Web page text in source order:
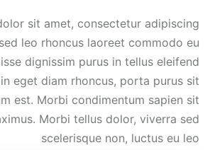
sit amet, consectetur adipiscing
leo rhoncus laoreet commodo eu
dignissim purus in tellus eleifend
eget diam rhoncus, porta purus sit
est. Morbi condimentum sapien sit
Morbi tellus dolor, viverra sed
scelerisque non, luctus eu leo